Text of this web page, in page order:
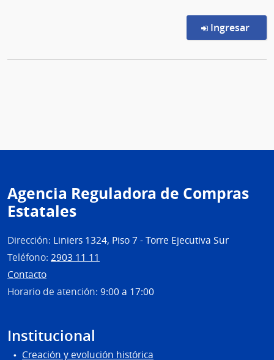
Ingresar
Agencia Reguladora de Compras
Estatales
Dirección: Liniers 1324, Piso 7 - Torre Ejecutiva Sur
Teléfono: 2903 11 11
Contacto
Horario de atención: 9:00 a 17:00
Institucional
Creación y evolución histórica